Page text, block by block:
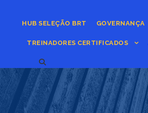
HUB SELEÇÃO BRT GOVERNANÇA
TREINADORES CERTIFICADOS